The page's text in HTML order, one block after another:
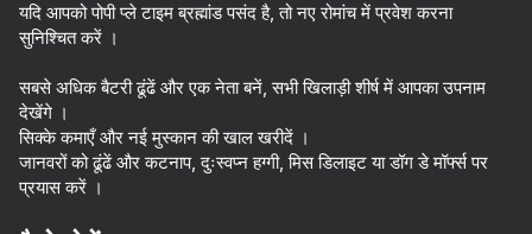
प्ले
यदि आपको पोपी प्ले टाइम ब्रह्मांड पसंद है, तो नए रोमांच में प्रवेश करना
सुनिश्चित करें ।
सबसे अधिक बैटरी ढूंढें और एक नेता बनें, सभी खिलाड़ी शीर्ष में आपका उपनाम
देखेंगे ।
सिक्के कमाएँ और नई मुस्कान की खाल खरीदें ।
जानवरों को ढूंढें और कटनाप, दुःस्वप्न हग्गी, मिस डिलाइट या डॉग डे मॉर्फ्स पर
प्रयास करें ।